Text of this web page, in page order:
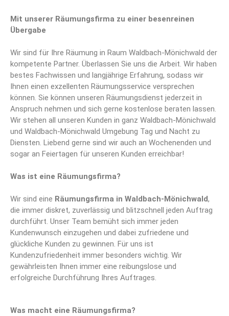
Mit unserer Räumungsfirma zu einer besenreinen
Übergabe
Wir sind für Ihre Räumung in Raum Waldbach-Mönichwald der
kompetente Partner. Überlassen Sie uns die Arbeit. Wir haben
bestes Fachwissen und langjährige Erfahrung, sodass wir
Ihnen einen exzellenten Räumungsservice versprechen
können. Sie können unseren Räumungsdienst jederzeit in
Anspruch nehmen und sich gerne kostenlose beraten lassen.
Wir stehen all unseren Kunden in ganz Waldbach-Mönichwald
und Waldbach-Mönichwald Umgebung Tag und Nacht zu
Diensten. Liebend gerne sind wir auch an Wochenenden und
sogar an Feiertagen für unseren Kunden erreichbar!
Was ist eine Räumungsfirma?
Wir sind eine Räumungsfirma in Waldbach-Mönichwald,
die immer diskret, zuverlässig und blitzschnell jeden Auftrag
durchführt. Unser Team bemüht sich immer jeden
Kundenwunsch einzugehen und dabei zufriedene und
glückliche Kunden zu gewinnen. Für uns ist
Kundenzufriedenheit immer besonders wichtig. Wir
gewährleisten Ihnen immer eine reibungslose und
erfolgreiche Durchführung Ihres Auftrages.
Was macht eine Räumungsfirma?